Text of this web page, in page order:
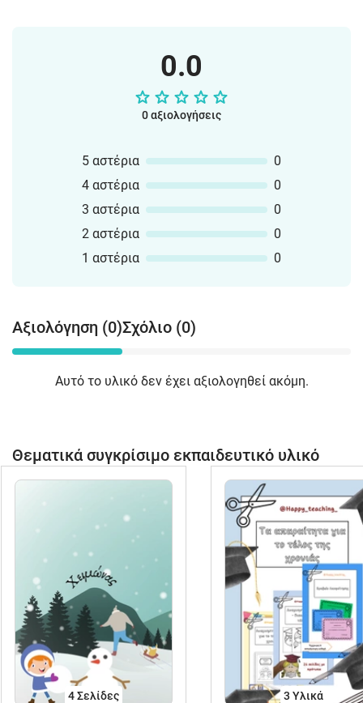
0.0
0 αξιολογήσεις
5 αστέρια
0
4 αστέρια
0
3 αστέρια
0
2 αστέρια
0
1 αστέρια
0
Αξιολόγηση (0)Σχόλιο (0)
Αυτό το υλικό δεν έχει αξιολογηθεί ακόμη.
Θεματικά συγκρίσιμο εκπαιδευτικό υλικό
4Σελίδες 3 Υλικά